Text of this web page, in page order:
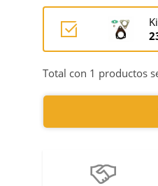
Total con 1 productos